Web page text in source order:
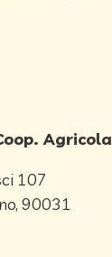
Agricola
107
90031